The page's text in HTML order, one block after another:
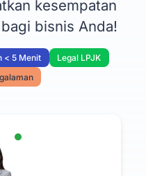
kesempatan
bisnis Anda!
< 5 Menit
Legal LPJK